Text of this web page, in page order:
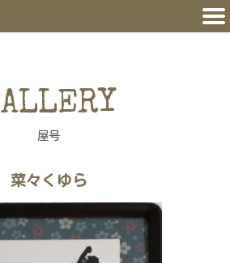
GALLERY
屋号
菜々くゆら